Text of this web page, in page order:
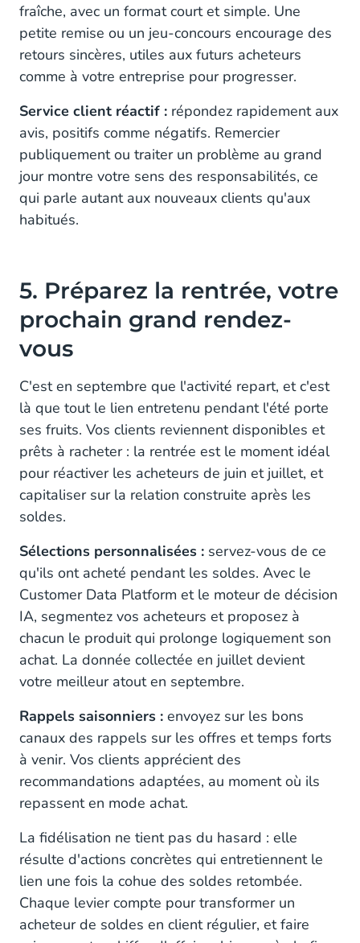
fraîche, avec un format court et simple. Une
petite remise ou un jeu-concours encourage des
retours sincères, utiles aux futurs acheteurs
comme à votre entreprise pour progresser.
Service client réactif : répondez rapidement aux
avis, positifs comme négatifs. Remercier
publiquement ou traiter un problème au grand
jour montre votre sens des responsabilités, ce
qui parle autant aux nouveaux clients qu'aux
habitués.
5. Préparez la rentrée, votre
prochain grand rendez-
vous
C'est en septembre que l'activité repart, et c'est
là que tout le lien entretenu pendant l'été porte
ses fruits. Vos clients reviennent disponibles et
prêts à racheter : la rentrée est le moment idéal
pour réactiver les acheteurs de juin et juillet, et
capitaliser sur la relation construite après les
soldes.
Sélections personnalisées : servez-vous de ce
qu'ils ont acheté pendant les soldes. Avec le
Customer Data Platform et le moteur de décision
IA, segmentez vos acheteurs et proposez à
chacun le produit qui prolonge logiquement son
achat. La donnée collectée en juillet devient
votre meilleur atout en septembre.
Rappels saisonniers : envoyez sur les bons
canaux des rappels sur les offres et temps forts
à venir. Vos clients apprécient des
recommandations adaptées, au moment où ils
repassent en mode achat.
La fidélisation ne tient pas du hasard : elle
résulte d'actions concrètes qui entretiennent le
lien une fois la cohue des soldes retombée.
Chaque levier compte pour transformer un
acheteur de soldes en client régulier, et faire